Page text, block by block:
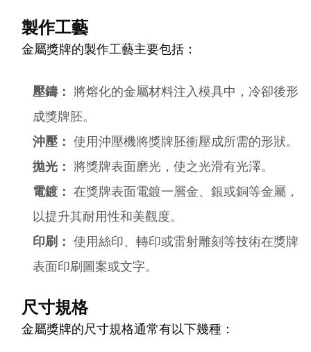
製作工藝
金屬獎牌的製作工藝主要包括：
壓鑄：
將熔化的金屬材料注入模具中，冷卻後形
成獎牌胚。
沖壓： 使用沖壓機將獎牌胚衝壓成所需的形狀。
拋光：
將獎牌表面磨光，使之光滑有光澤。
電鍍： 在獎牌表面電鍍一層金、銀或銅等金屬，
以提升其耐用性和美觀度。
印刷： 使用絲印、轉印或雷射雕刻等技術在獎牌
表面印刷圖案或文字。
尺寸規格
金屬獎牌的尺寸規格通常有以下幾種：